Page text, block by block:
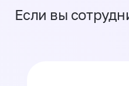
Если вы